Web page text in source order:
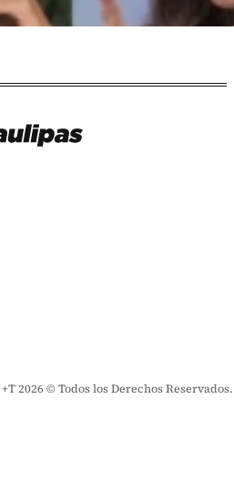
2026 © Todos los Derechos